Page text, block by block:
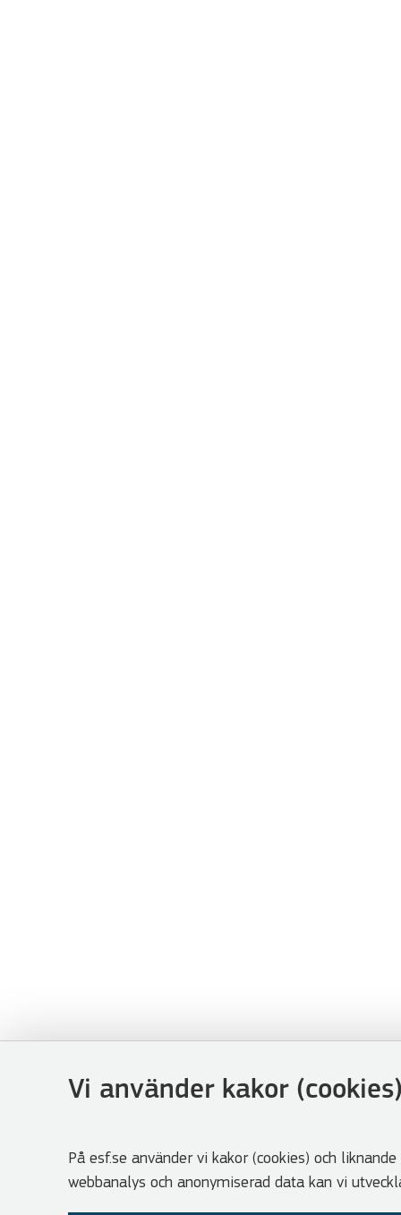
Vi använder kakor
På esf.se använder vi kakor (cookies) och
webbanalys och anonymiserad data kan vi